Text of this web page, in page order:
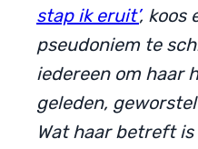
stap ik eruit’, koos
pseudoniem te
iedereen om haar
geleden,
Wat haar betreft